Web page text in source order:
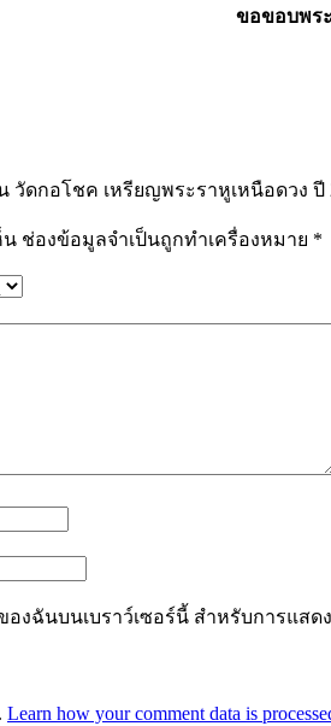
ขอขอบพร
ดกอโชค เหรียญพระราหูเหนือดวง ปี
น ช่องข้อมูลจำเป็นถูกทำเครื่องหมาย *
งฉันบนเบราว์เซอร์นี้ สำหรับการแสด
Learn how your comment data is